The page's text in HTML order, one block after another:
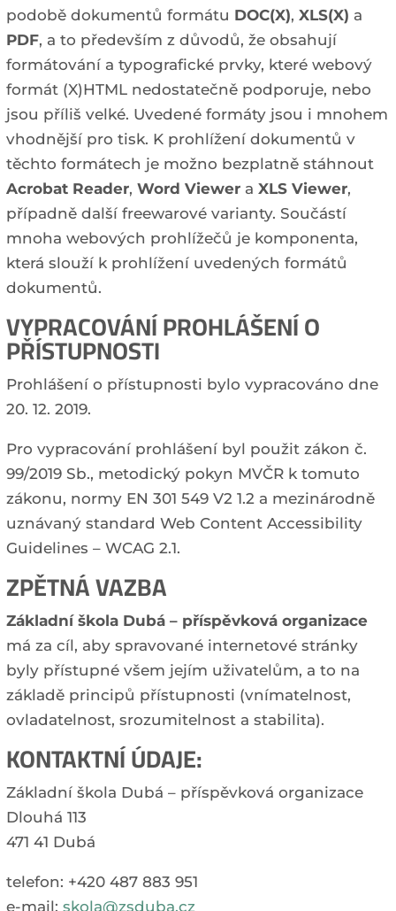
podobě dokumentů formátu DOC(X), XLS(X) a
PDF, a to především z důvodů, že obsahují
formátování a typografické prvky, které webový
formát (X)HTML nedostatečně podporuje, nebo
jsou příliš velké. Uvedené formáty jsou i mnohem
vhodnější pro tisk. K prohlížení dokumentů v
těchto formátech je možno bezplatně stáhnout
Acrobat Reader, Word Viewera XLS Viewer,
případně další freewarové varianty. Součástí
mnoha webových prohlížečů je komponenta,
která slouží k prohlížení uvedených formátů
dokumentů.
VYPRACOVÁNÍ PROHLÁŠENÍ O
PŘÍSTUPNOSTI
Prohlášení o přístupnosti bylo vypracováno dne
20. 12. 2019.
Pro vypracování prohlášení byl použit zákon č.
99/2019 Sb., metodický pokyn MVČR k tomuto
zákonu, normy EN 301 549 V2 1.2 a mezinárodně
uznávaný standard Web Content Accessibility
Guidelines – WCAG 2.1.
ZPĚTNÁ VAZBA
Základní škola Dubá – příspěvková organizace
má za cíl, aby spravované internetové stránky
byly přístupné všem jejím uživatelům, a to na
základě principů přístupnosti (vnímatelnost,
ovladatelnost, srozumitelnost a stabilita).
KONTAKTNÍ ÚDAJE:
Základní škola Dubá – příspěvková organizace
Dlouhá 113
471 41 Dubá
telefon: +420 487 883 951
e-mail: skola@zsduba.cz